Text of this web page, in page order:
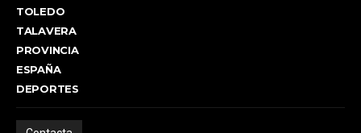
TOLEDO
TALAVERA
PROVINCIA
ESPAÑA
DEPORTES